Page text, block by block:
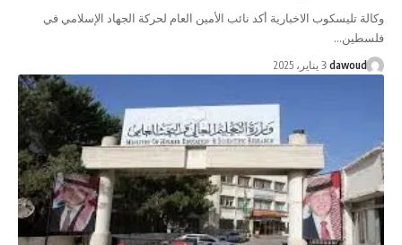
تليسكوب الاخبارية أكد نائب الأمين العام لحركة الجهاد الإسلامي في
dawoud 3 يناير، 2025